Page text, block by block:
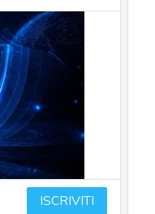
ISCRIVITI